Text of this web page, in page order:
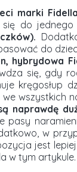
marki
do jednego
do
hybrydowa
się, gdy
kręgosłup
we wszystkich
naprawdę
pasy
w
jest
w tym artykule.